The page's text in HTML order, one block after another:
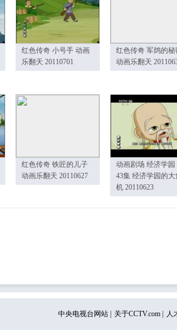
红色传奇 小号手 动画
乐翻天 20110701
红色传奇 军鸽的秘
动画乐翻天
红色传奇 铁匠的儿子
动画乐翻天 20110627
动画剧场 经济学园
43集 经济学园的大
机 20110623
中央电视台网站 关于CCTV.com 人